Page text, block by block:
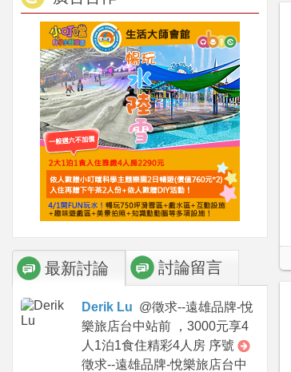
最新討論 討論留言
Derik Lu @徵求--遠雄品牌-悅
樂旅店台中站前 ，3000元享4
人1泊1食住精彩4人房 序號
徵求--遠雄品牌-悅樂旅店台中